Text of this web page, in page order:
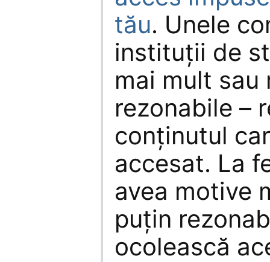
tău. Unele
instituții de
mai mult sau
rezonabile –
conținutul
accesat. La
avea motive
puțin
ocolească